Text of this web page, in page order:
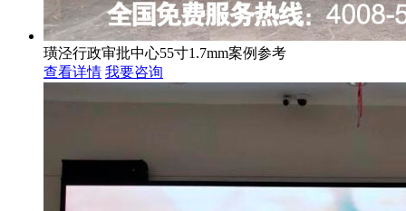
璜泾行政审批中心55寸1.7mm案例参考
查看详情 我要咨询